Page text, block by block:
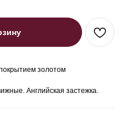
золотом
Английская застежка.